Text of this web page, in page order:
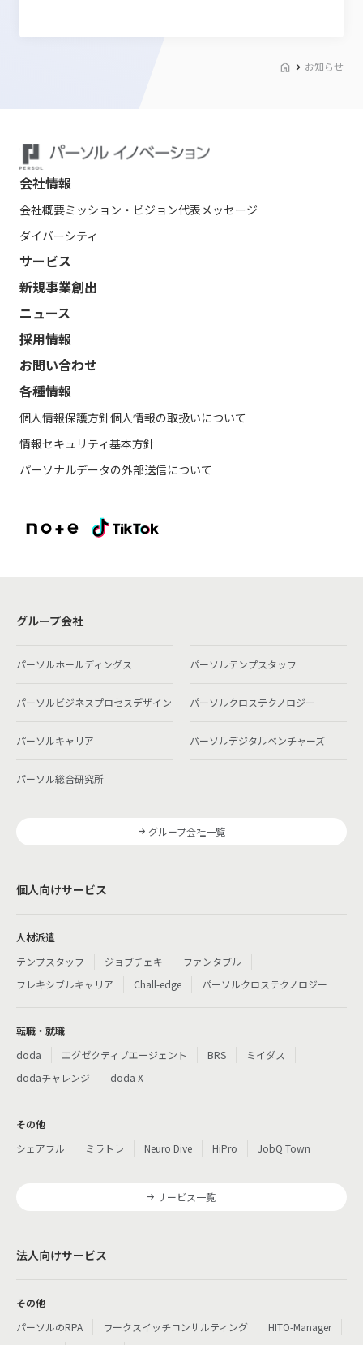
お知らせ
会社情報
会社概要ミッション・ビジョン代表メッセージ
ダイバーシティ
サービス
新規事業創出
ニュース
採用情報
お問い合わせ
各種情報
個人情報保護方針個人情報の取扱いについて
情報セキュリティ基本方針
パーソナルデータの外部送信について
グループ会社
パーソルホールディングス パーソルテンプスタッフ
パーソルビジネスプロセスデザイン パーソルクロステクノロジー
パーソルキャリア パーソルデジタルベンチャーズ
パーソル総合研究所
グループ会社一覧
個人向けサービス
人材派遣
テンプスタッフ
ジョブチェキ
ファンタブル
フレキシブルキャリア
Chall-edge パーソルクロステクノロジー
転職・就職
doda
エグゼクティブエージェント BRS
ミイダス
dodaチャレンジ
doda X
その他
シェアフル
ミラトレ Neuro Dive HiPro JobQ Town
サービス一覧
法人向けサービス
その他
パーソルのRPA
ワークスイッチコンサルティング
HITO-Manager